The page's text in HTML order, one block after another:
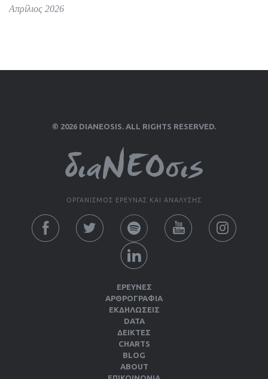
Απρίλιος 2026
© 2026 DIANEOSIS. ALL RIGHTS RESERVED.
ΟΡΓΑΝΙΣΜΟΣ ΕΡΕΥΝΑΣ ΚΑΙ ΑΝΑΛΥΣΗΣ
ΕΡΕΥΝΕΣ
ΑΡΘΡΟΓΡΑΦΙΑ
ΕΚΔΗΛΏΣΕΙΣ
DATA
ΔΕΊΚΤΕΣ
CHARTS
BLOG
ABOUT